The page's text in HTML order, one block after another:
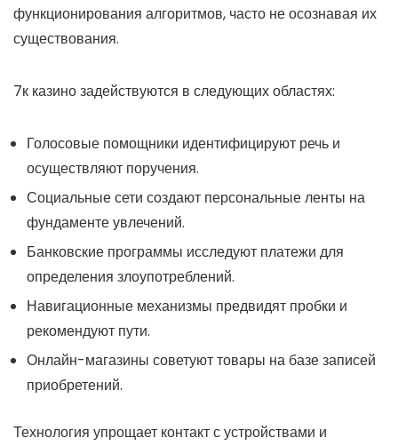
функционирования алгоритмов, часто не осознавая их
существования.
7к казино задействуются в следующих областях:
Голосовые помощники идентифицируют речь и
осуществляют поручения.
Социальные сети создают персональные ленты на
фундаменте увлечений.
Банковские программы исследуют платежи для
определения злоупотреблений.
Навигационные механизмы предвидят пробки и
рекомендуют пути.
Онлайн-магазины советуют товары на базе записей
приобретений.
Технология упрощает контакт с устройствами и